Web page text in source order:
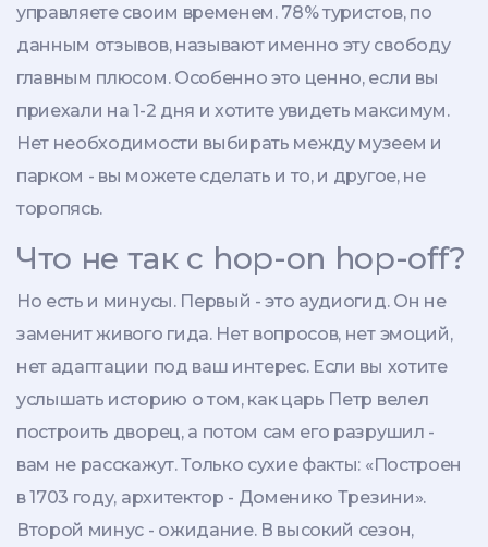
управляете своим временем. 78% туристов, по
данным отзывов, называют именно эту свободу
главным плюсом. Особенно это ценно, если вы
приехали на 1-2 дня и хотите увидеть максимум.
Нет необходимости выбирать между музеем и
парком - вы можете сделать и то, и другое, не
торопясь.
Что не так с hop-on hop-off?
Но есть и минусы. Первый - это аудиогид. Он не
заменит живого гида. Нет вопросов, нет эмоций,
нет адаптации под ваш интерес. Если вы хотите
услышать историю о том, как царь Петр велел
построить дворец, а потом сам его разрушил -
вам не расскажут. Только сухие факты: «Построен
в 1703 году, архитектор - Доменико Трезини».
Второй минус - ожидание. В высокий сезон,